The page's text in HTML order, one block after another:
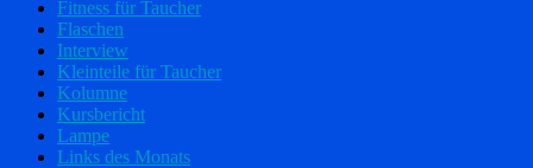
Fitness für Taucher
Flaschen
Interview
Kleinteile für Taucher
Kolumne
Kursbericht
Lampe
Links des Monats